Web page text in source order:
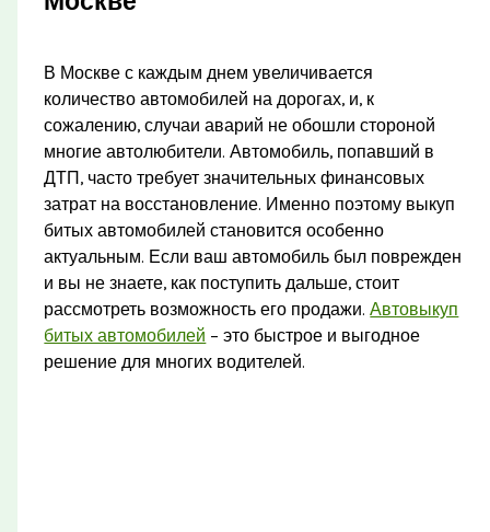
В Москве с каждым днем увеличивается
количество автомобилей на дорогах, и, к
сожалению, случаи аварий не обошли стороной
многие автолюбители. Автомобиль, попавший в
ДТП, часто требует значительных финансовых
затрат на восстановление. Именно поэтому выкуп
битых автомобилей становится особенно
актуальным. Если ваш автомобиль был поврежден
и вы не знаете, как поступить дальше, стоит
рассмотреть возможность его продажи.Автовыкуп
битых автомобилей – это быстрое и выгодное
решение для многих водителей.